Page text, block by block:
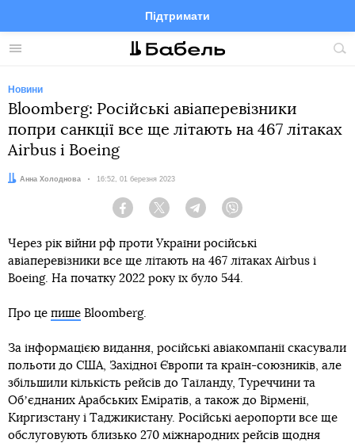
Меню
Підтримати
FacebookTelegramTwitter
Новини
Bloomberg: Російські авіаперевізники
попри санкції все ще літають на 467 літаках
Airbus і Boeing
Автор:
Анна Холоднова Дата:
16:52, 01 березня 2023
Facebook Twitter Telegram
Через рік війни рф проти України російські
авіаперевізники все ще літають на 467 літаках Airbus і
Boeing. На початку 2022 року їх було 544.
Про це пише Bloomberg.
За інформацією видання, російські авіакомпанії скасували
польоти до США, Західної Європи та країн-союзників, але
збільшили кількість рейсів до Таїланду, Туреччини та
Обʼєднаних Арабських Еміратів, а також до Вірменії,
Киргизстану і Таджикистану. Російські аеропорти все ще
обслуговують близько 270 міжнародних рейсів щодня